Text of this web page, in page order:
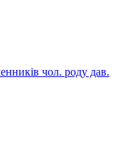
чол. роду дав.